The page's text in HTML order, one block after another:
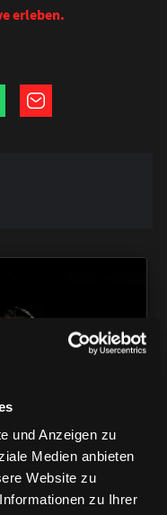
und Anzeigen zu
Medien anbieten
Website zu
zu Ihrer
erleben.